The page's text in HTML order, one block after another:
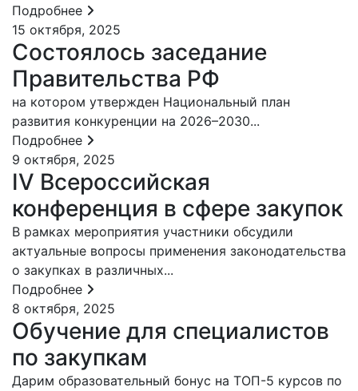
Подробнее
15 октября, 2025
Состоялось заседание
Правительства РФ
на котором утвержден Национальный план
развития конкуренции на 2026–2030...
Подробнее
9 октября, 2025
IV Всероссийская
конференция в сфере закупок
В рамках мероприятия участники обсудили
актуальные вопросы применения законодательства
о закупках в различных...
Подробнее
8 октября, 2025
Обучение для специалистов
по закупкам
Дарим образовательный бонус на ТОП-5 курсов по